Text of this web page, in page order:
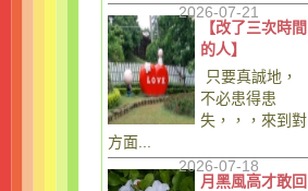
2026-07-21
【改了三次時間
的人】
只要真誠地，
不必患得患
失，，，來到對
方面...
2026-07-18
月黑風高才敢回